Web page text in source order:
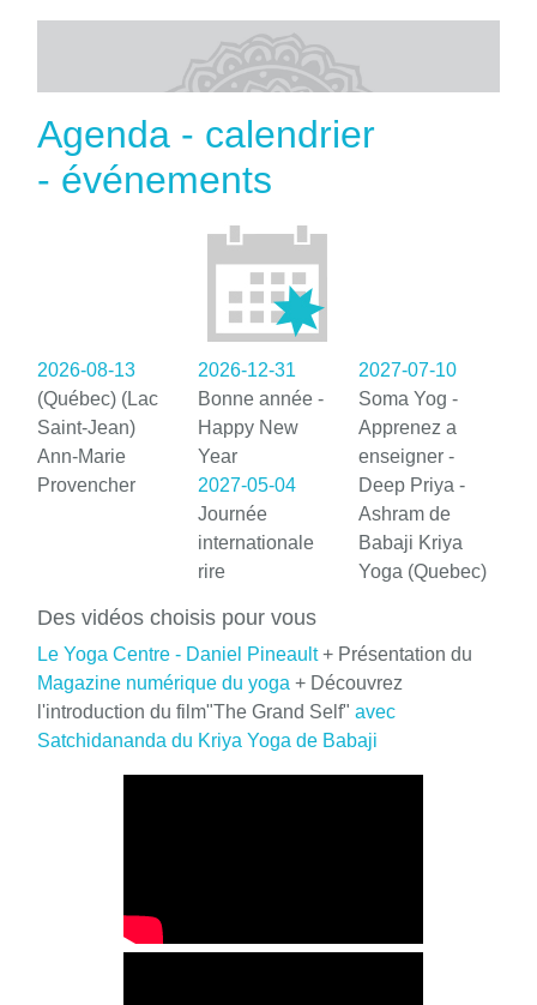
Agenda - calendrier
- événements
2026-08-13
(Québec) (Lac
Saint-Jean)
Ann-Marie
Provencher
2026-12-31
Bonne année -
Happy New
Year
2027-05-04
Journée
internationale
rire
2027-07-10
Soma Yog -
Apprenez a
enseigner -
Deep Priya -
Ashram de
Babaji Kriya
Yoga (Quebec)
Des vidéos choisis pour vous
Le Yoga Centre - Daniel Pineault+ Présentation du
Magazine numérique du yoga + Découvrez
l'introduction du film"The Grand Self" avec
Satchidananda du Kriya Yoga de Babaji